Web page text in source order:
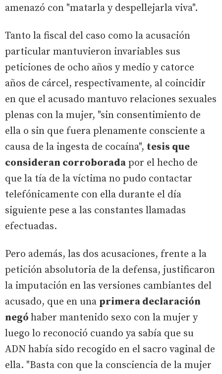
amenazó con "matarla y despellejarla viva".
Tanto la fiscal del caso como la acusación
particular mantuvieron invariables sus
peticiones de ocho años y medio y catorce
años de cárcel, respectivamente, al coincidir
en que el acusado mantuvo relaciones sexuales
plenas con la mujer, "sin consentimiento de
ella o sin que fuera plenamente consciente a
causa de la ingesta de cocaína", tesis que
consideran corroborada por el hecho de
que la tía de la víctima no pudo contactar
telefónicamente con ella durante el día
siguiente pese a las constantes llamadas
efectuadas.
Pero además, las dos acusaciones, frente a la
petición absolutoria de la defensa, justificaron
la imputación en las versiones cambiantes del
acusado, que en una primera declaración
negó haber mantenido sexo con la mujer y
luego lo reconoció cuando ya sabía que su
ADN había sido recogido en el sacro vaginal de
ella. "Basta con que la consciencia de la mujer